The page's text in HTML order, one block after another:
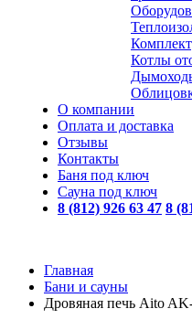
Котлы
О компании
Оплата и доставка
Отзывы
Контакты
Баня под ключ
Сауна под ключ
8 (812) 926 63 47 8
Главная
Бани и сауны
Дровяная печь Aito